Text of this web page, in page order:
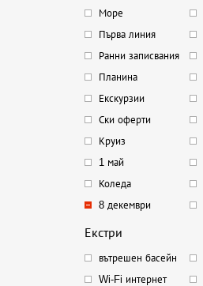
Море
Първа линия
Ранни записвания
Планина
Екскурзии
Ски оферти
Круиз
1 май
Коледа
8 декември
Екстри
вътрешен басейн
Wi-Fi интернет